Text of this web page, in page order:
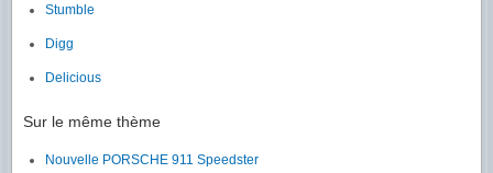
Stumble
Digg
Delicious
Sur le même thème
Nouvelle PORSCHE 911 Speedster